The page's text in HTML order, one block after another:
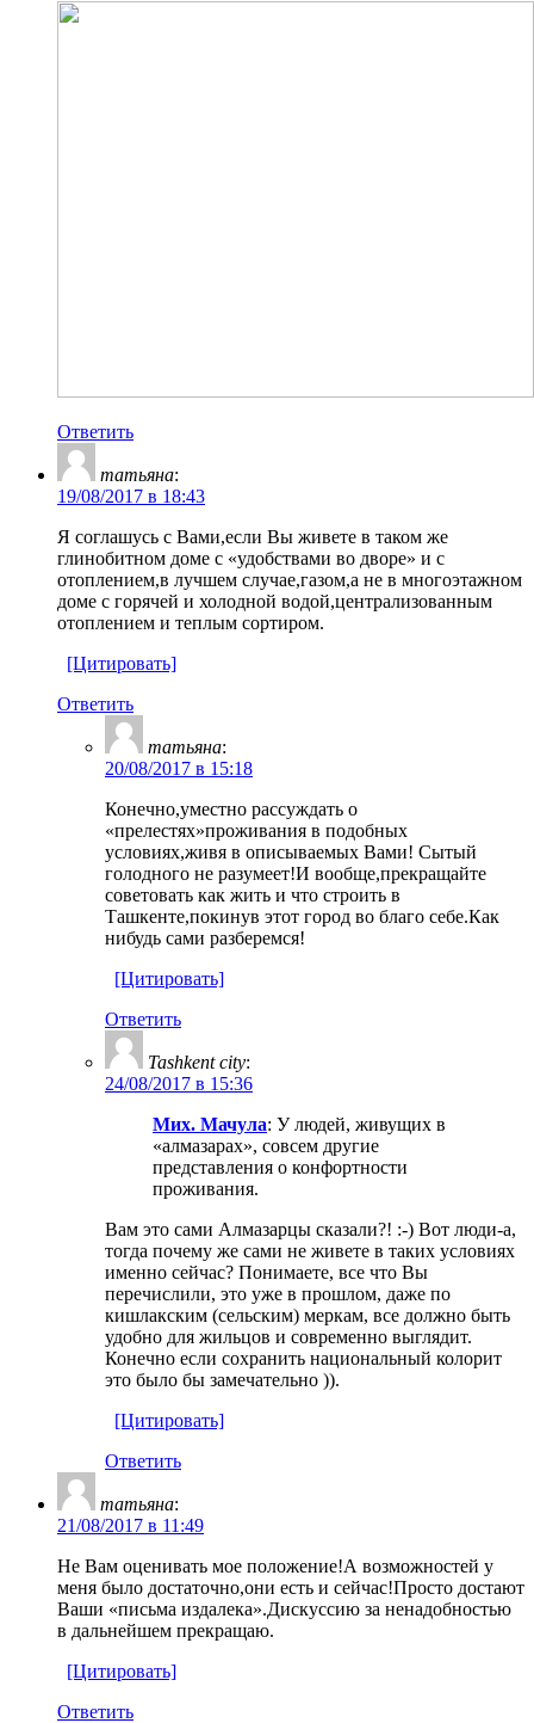
Ответить
татьяна:
19/08/2017 в 18:43
Я соглашусь с Вами,если Вы живете в таком же
глинобитном доме с «удобствами во дворе» и с
отоплением,в лучшем случае,газом,а не в многоэтажном
доме с горячей и холодной водой,централизованным
отоплением и теплым сортиром.
[Цитировать]
Ответить
татьяна:
20/08/2017 в 15:18
Конечно,уместно рассуждать о
«прелестях»проживания в подобных
условиях,живя в описываемых Вами! Сытый
голодного не разумеет!И вообще,прекращайте
советовать как жить и что строить в
Ташкенте,покинув этот город во благо себе.Как
нибудь сами разберемся!
[Цитировать]
Ответить
Tashkent city:
24/08/2017 в 15:36
Мих. Мачула: У людей, живущих в
«алмазарах», совсем другие
представления о конфортности
проживания.
Вам это сами Алмазарцы сказали?! :-) Вот люди-а,
тогда почему же сами не живете в таких условиях
именно сейчас? Понимаете, все что Вы
перечислили, это уже в прошлом, даже по
кишлакским (сельским) меркам, все должно быть
удобно для жильцов и современно выглядит.
Конечно если сохранить национальный колорит
это было бы замечательно )).
[Цитировать]
Ответить
татьяна:
21/08/2017 в 11:49
Не Вам оценивать мое положение!А возможностей у
меня было достаточно,они есть и сейчас!Просто достают
Ваши «письма издалека».Дискуссию за ненадобностью
в дальнейшем прекращаю.
[Цитировать]
Ответить